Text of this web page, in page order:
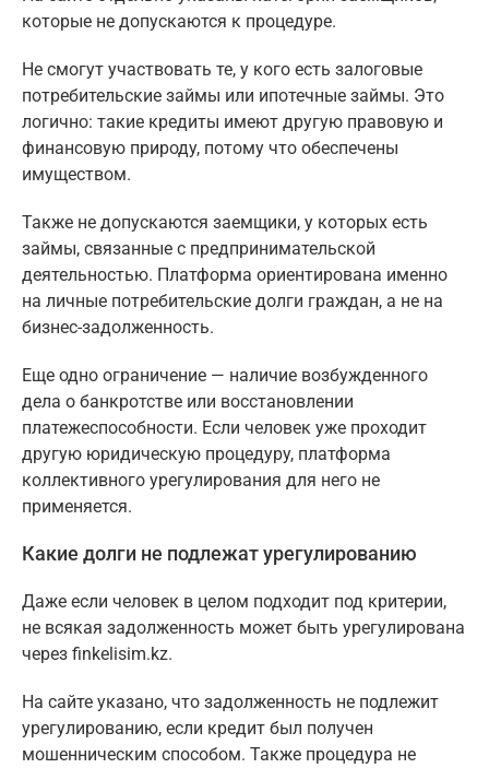
которые не допускаются к процедуре.
Не смогут участвовать те, у кого есть залоговые
потребительские займы или ипотечные займы. Это
логично: такие кредиты имеют другую правовую и
финансовую природу, потому что обеспечены
имуществом.
Также не допускаются заемщики, у которых есть
займы, связанные с предпринимательской
деятельностью. Платформа ориентирована именно
на личные потребительские долги граждан, а не на
бизнес-задолженность.
Еще одно ограничение — наличие возбужденного
дела о банкротстве или восстановлении
платежеспособности. Если человек уже проходит
другую юридическую процедуру, платформа
коллективного урегулирования для него не
применяется.
Какие долги не подлежат урегулированию
Даже если человек в целом подходит под критерии,
не всякая задолженность может быть урегулирована
через finkelisim.kz.
На сайте указано, что задолженность не подлежит
урегулированию, если кредит был получен
мошенническим способом. Также процедура не